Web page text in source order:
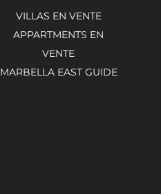
VILLAS EN VENTE
APPARTMENTS EN
VENTE
MARBELLA EAST GUIDE